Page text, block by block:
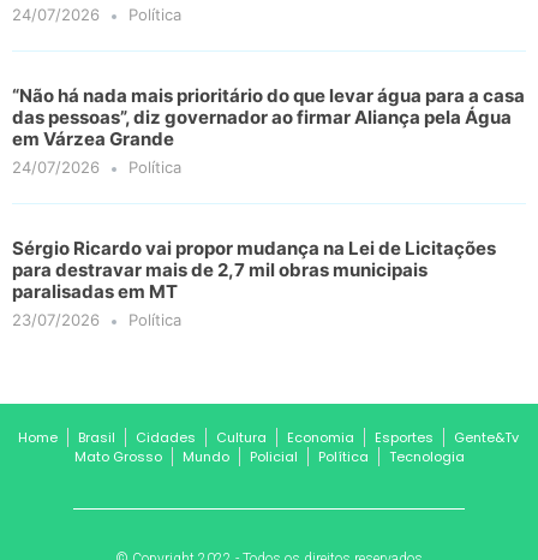
24/07/2026 Política
“Não há nada mais prioritário do que levar água para a casa
das pessoas”, diz governador ao firmar Aliança pela Água
em Várzea Grande
24/07/2026 Política
Sérgio Ricardo vai propor mudança na Lei de Licitações
para destravar mais de 2,7 mil obras municipais
paralisadas em MT
23/07/2026 Política
Home Brasil Cidades Cultura Economia Esportes
Gente&Tv
Mato Grosso
Mundo Policial Política Tecnologia